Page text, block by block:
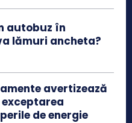
autobuz în
lămuri ancheta?
avertizează
exceptarea
de energie